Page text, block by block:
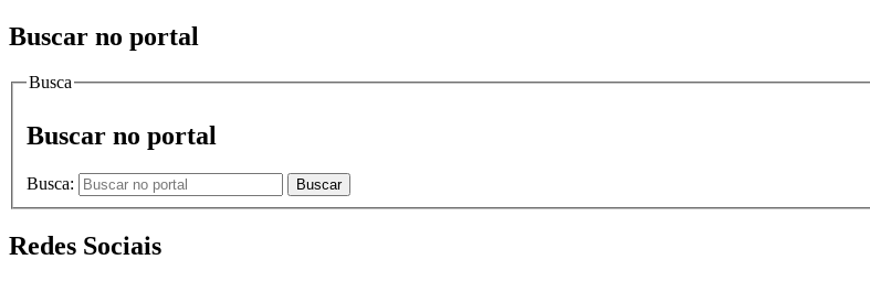
Buscar no portal
Busca
Buscar no portal
Busca: Buscar
Redes Sociais